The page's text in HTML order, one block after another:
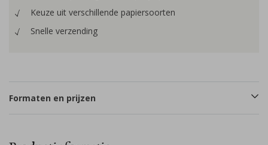
Keuze uit verschillende papiersoorten
Snelle verzending
Formaten en prijzen